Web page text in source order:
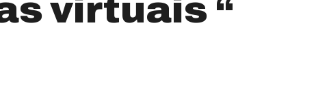
virtuais “